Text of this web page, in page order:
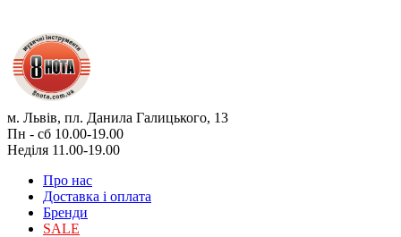
м. Львів, пл. Данила Галицького, 13
Пн - сб 10.00-19.00
Неділя 11.00-19.00
Про нас
Доставка і оплата
Бренди
SALE